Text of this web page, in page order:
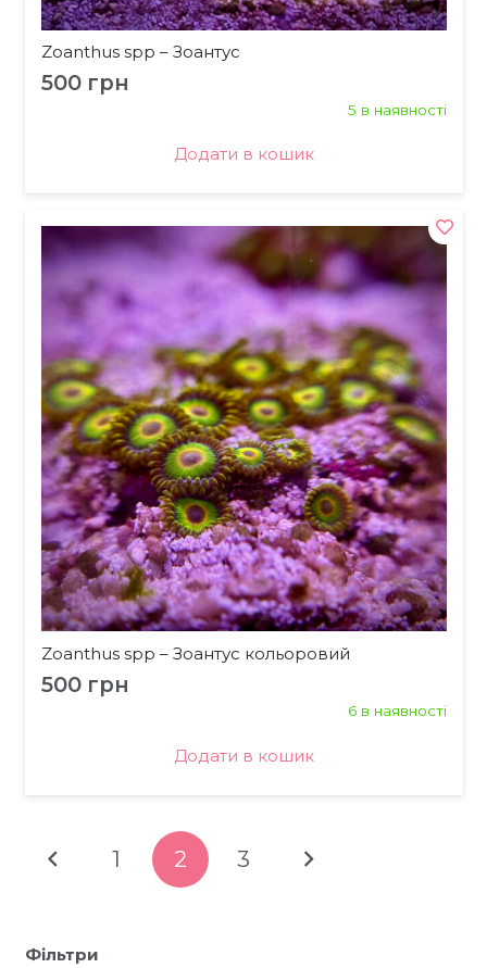
Фільтри
Zoanthus spp – Зоантус
500 грн
5 в наявності
Додати в кошик
Zoanthus spp – Зоантус кольоровий
500 грн
6 в наявності
Додати в кошик
1 2 3